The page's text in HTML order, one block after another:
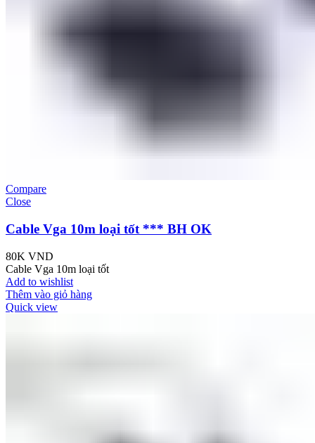
Compare
Close
Cable Vga 10m loại tốt *** BH OK
80K VND
Cable Vga 10m loại tốt
Add to wishlist
Thêm vào giỏ hàng
Quick view